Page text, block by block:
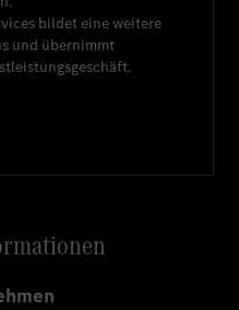
bildet eine weitere
und übernimmt